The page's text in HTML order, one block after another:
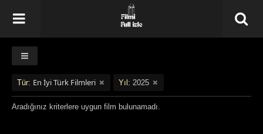
Tür: En İyi Türk Filmleri Yıl: 2025
Aradığınız kriterlere uygun film bulunamadı.